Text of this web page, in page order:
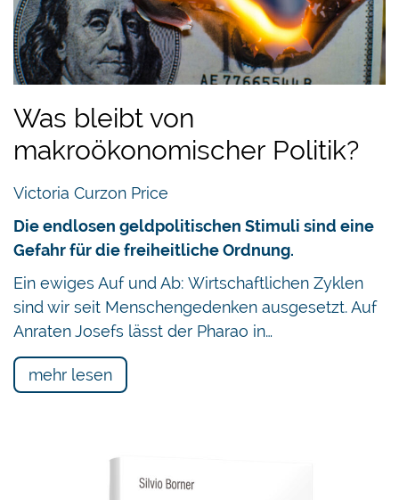
Was bleibt von
makroökonomischer Politik?
Victoria Curzon Price
Die endlosen geldpolitischen Stimuli sind eine
Gefahr für die freiheitliche Ordnung.
Ein ewiges Auf und Ab: Wirtschaftlichen Zyklen
sind wir seit Menschengedenken ausgesetzt. Auf
Anraten Josefs lässt der Pharao in…
mehr lesen